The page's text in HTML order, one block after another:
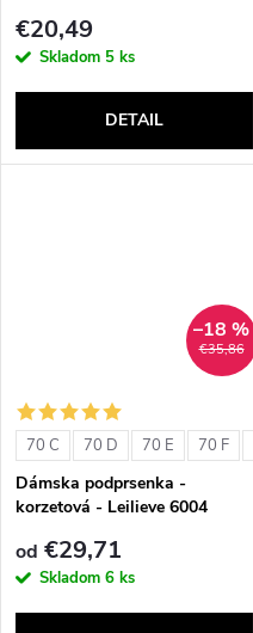
€20,49
Skladom 5 ks
DETAIL
€35,86
–18 %
70 C 70 D 70 E 70 F
Dámska podprsenka -
korzetová - Leilieve 6004
od €29,71
Skladom 6 ks